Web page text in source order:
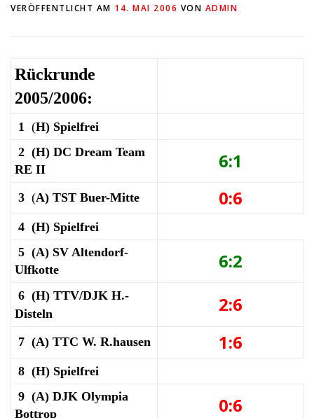
SOCIAL MEDIA
VERÖFFENTLICHT AM 14. MAI 2006 VON ADMIN
Rückrunde
2005/2006:
1 (H) Spielfrei
2 (H) DC Dream Team
RE II
6:1
3 (A) TST Buer-Mitte 0:6
4 (H) Spielfrei
5 (A) SV Altendorf-
Ulfkotte
6:2
6 (H) TTV/DJK H.-
Disteln
2:6
7 (A) TTC W. R.hausen 1:6
8 (H) Spielfrei
9 (A) DJK Olympia
Bottrop
0:6